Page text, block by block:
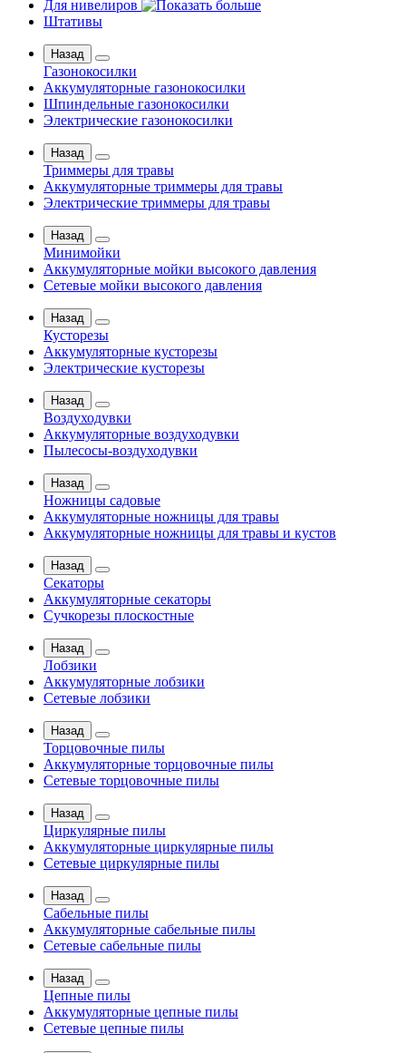
Для нивелиров
Штативы
Назад
Газонокосилки
Аккумуляторные газонокосилки
Шпиндельные газонокосилки
Электрические газонокосилки
Назад
Триммеры для травы
Аккумуляторные триммеры для травы
Электрические триммеры для травы
Назад
Минимойки
Аккумуляторные мойки высокого давления
Сетевые мойки высокого давления
Назад
Кусторезы
Аккумуляторные кусторезы
Электрические кусторезы
Назад
Воздуходувки
Аккумуляторные воздуходувки
Пылесосы-воздуходувки
Назад
Ножницы садовые
Аккумуляторные ножницы для травы
Аккумуляторные ножницы для травы и кустов
Назад
Секаторы
Аккумуляторные секаторы
Сучкорезы плоскостные
Назад
Лобзики
Аккумуляторные лобзики
Сетевые лобзики
Назад
Торцовочные пилы
Аккумуляторные торцовочные пилы
Сетевые торцовочные пилы
Назад
Циркулярные пилы
Аккумуляторные циркулярные пилы
Сетевые циркулярные пилы
Назад
Сабельные пилы
Аккумуляторные сабельные пилы
Сетевые сабельные пилы
Назад
Цепные пилы
Аккумуляторные цепные пилы
Сетевые цепные пилы